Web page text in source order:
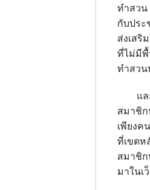
ทำสวน
กับปร
ส่งเสริ
ที่ไม่มี
ทำสวน
และ
สมาชิ
เพียงค
ที่เขตห
สมาชิก
มาในเ